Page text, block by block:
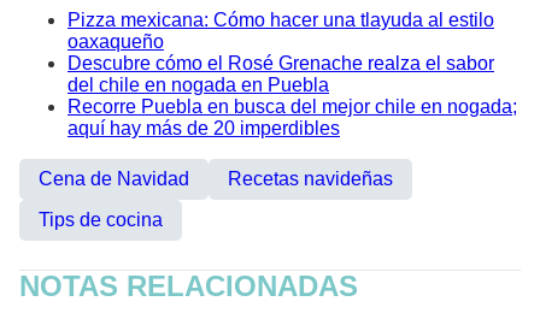
Pizza mexicana: Cómo hacer una tlayuda al estilo
oaxaqueño
Descubre cómo el Rosé Grenache realza el sabor
del chile en nogada en Puebla
Recorre Puebla en busca del mejor chile en nogada;
aquí hay más de 20 imperdibles
Cena de Navidad
Recetas navideñas
Tips de cocina
NOTAS RELACIONADAS